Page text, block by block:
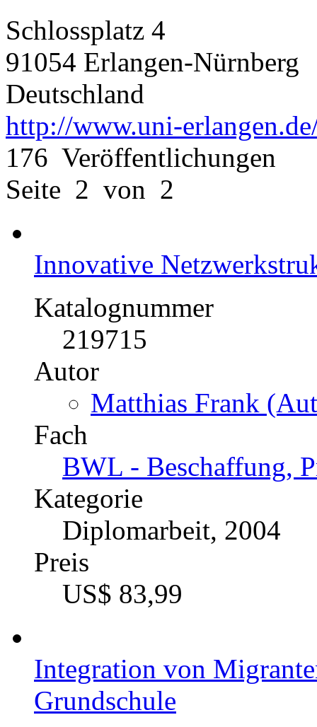
Schlossplatz 4
91054 Erlangen-Nürnberg
Deutschland
http://www.uni-
176 Veröffentlichungen
Seite 2 von 2
Innovative
Katalognummer
219715
Autor
Matthias Frank
Fach
BWL - Beschaffung,
Kategorie
Diplomarbeit, 2004
Preis
US$ 83,99
Integration von
Grundschule